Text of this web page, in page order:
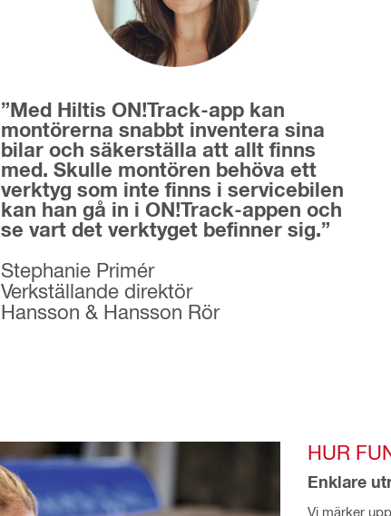
”Med Hiltis ON!Track-app kan
montörerna snabbt inventera sina
bilar och säkerställa att allt finns
med. Skulle montören behöva ett
verktyg som inte finns i servicebilen
kan han gå in i ON!Track-appen och
se vart det verktyget befinner sig.”
Stephanie Primér
Verkställande direktör
Hansson & Hansson Rör
HUR
Enklare
Vi märker